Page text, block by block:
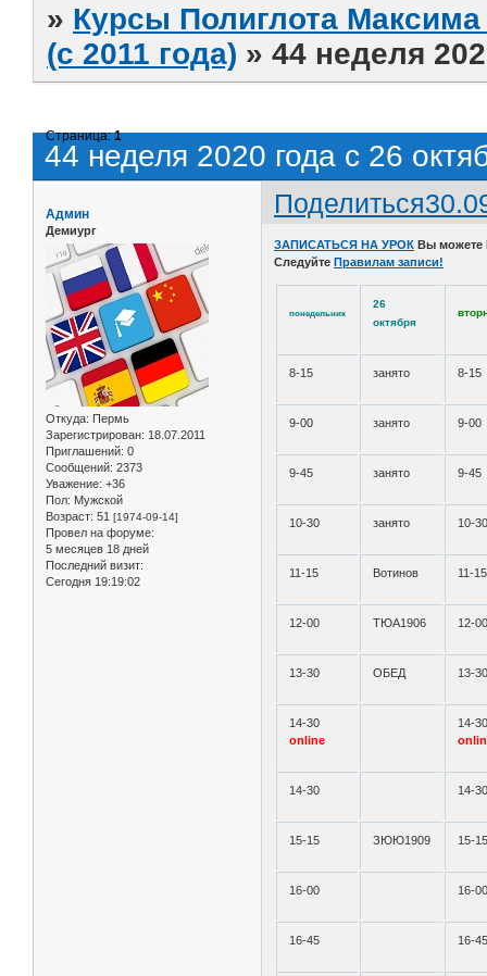
» Курсы Полиглота
(с 2011 года) »44 неделя
44 неделя 2020 года с 26
Страница:1
Поделиться
Админ
Демиург
Откуда: Пермь
Зарегистрирован: 18.07.2011
Приглашений: 0
Сообщений: 2373
Уважение: +36
Пол: Мужской
Возраст: 51 [1974-09-14]
Провел на форуме:
5 месяцев 18 дней
Последний визит:
Сегодня 19:19:02
ЗАПИСАТЬСЯ НА УРОК Вы
Следуйте Правилам записи!
понедельник
26
октября
8-15 занято 8-15
9-00 занято 9-00
9-45 занято 9-45
10-30 занято 10-
11-15 Вотинов 11-15
12-00 ТЮА1906 12-
13-30 ОБЕД 13-
14-30
online
14-
14-30 14-
15-15 ЗЮЮ1909 15-
16-00 16-
16-45 16-